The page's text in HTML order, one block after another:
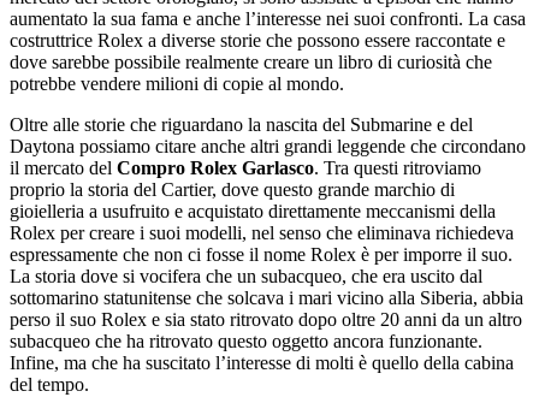
aumentato la sua fama e anche l’interesse nei suoi confronti. La casa
costruttrice Rolex a diverse storie che possono essere raccontate e
dove sarebbe possibile realmente creare un libro di curiosità che
potrebbe vendere milioni di copie al mondo.
Oltre alle storie che riguardano la nascita del Submarine e del
Daytona possiamo citare anche altri grandi leggende che circondano
il mercato del Compro Rolex Garlasco. Tra questi ritroviamo
proprio la storia del Cartier, dove questo grande marchio di
gioielleria a usufruito e acquistato direttamente meccanismi della
Rolex per creare i suoi modelli, nel senso che eliminava richiedeva
espressamente che non ci fosse il nome Rolex è per imporre il suo.
La storia dove si vocifera che un subacqueo, che era uscito dal
sottomarino statunitense che solcava i mari vicino alla Siberia, abbia
perso il suo Rolex e sia stato ritrovato dopo oltre 20 anni da un altro
subacqueo che ha ritrovato questo oggetto ancora funzionante.
Infine, ma che ha suscitato l’interesse di molti è quello della cabina
del tempo.